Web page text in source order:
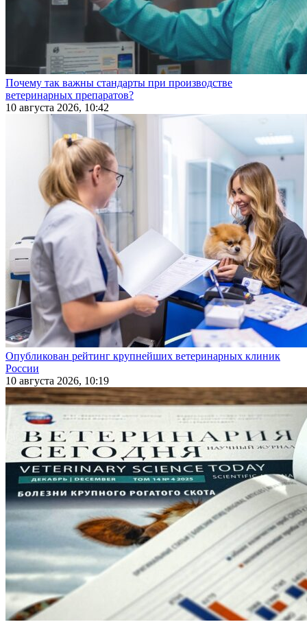
Почему так важны стандарты при производстве
ветеринарных препаратов?
10 августа 2026, 10:42
Опубликован рейтинг крупнейших ветеринарных клиник
России
10 августа 2026, 10:19